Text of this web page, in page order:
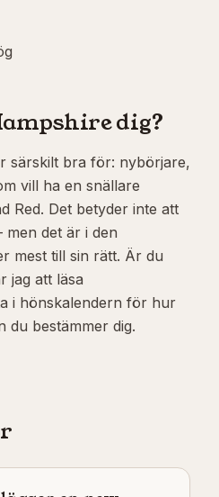
dig?
särskilt bra för: nybörjare,
vill ha en snällare
Red. Det betyder inte att
men det är i den
mest till sin rätt. Är du
jag att läsa
i hönskalendern för hur
du bestämmer dig.